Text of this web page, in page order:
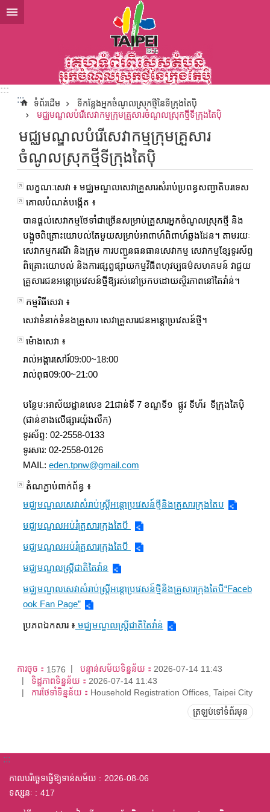
ទៅកាន់មាតិកាប្លុកមាតិកាសំខាន់
:::
:::
ទំព័រដើម
ទីកន្លែងអ្នកចំណូលស្រុកថ្មីនៃទីក្រុងតៃប៉ិ
មជ្ឈមណ្ឌលបំរើសេវាកម្មក្រុមគ្រួសារចំណូលស្រុកថ្មីទីក្រុងតៃប៉ិ
មជ្ឈមណ្ឌលបំរើសេវាកម្មក្រុមគ្រួសារ
ចំណូលស្រុកថ្មីទីក្រុងតៃប៉ិ
លក្ខណៈសេវា ៖ មជ្ឈមណ្ឌលសេវាគ្រួសារសំរាប់ប្រពន្ធសញ្ជាតិបរទេស
គោលបំណត់បង្កើត ៖
បានផ្តល់សេវាកម្មថែទាំជាច្រើនសម្រាប់គ្រួសារអ្នកចំណូលស្រុកថ្មី និង
បង្អួចពិគ្រោះយោបល់តែមួយសម្រាប់អាពាហ៍ពិពាហ៍ឆ្លងដែន។ តាមរយៈ
សេវាកម្មករណី និងក្រុម ការបញ្ជូនធនធានសេវាកម្ម សេវាកម្មខ្សែទូរស័ព្ទ
ពិគ្រោះយោបល់ និងការផ្សព្វផ្សាយកម្មវិធីពហុវប្បធម៌សហគមន៍ វាជួយ
គ្រួសារជនអន្តោប្រវេសន៍ថ្មីឱ្យរស់នៅប្រកបដោយស្ថិរភាពនៅតៃវ៉ាន់។
កម្មវិធីសេវា ៖
សេវាទំនាក់ទំនងគ្រួសារ សេវាគ្រួសារជនអន្តោប្រវេសន៍ថ្មី។
ម៉ោងសេវា ៖
រាល់អង្គារសៅរ៍09:00~18:00
រាល់ពុធ09:00~21:00
បន្ថែម:អាស័យដ្ឋានលេខ 21ជាន់ទី 7 ខណ្ឌទី១ ផ្លូវ ទីហ័រ ទីក្រុងតៃប៉ិ
(ជាន់ខាងលើផ្សារយ៉ុងលឹក)
ទូរស័ព្ទ: 02-2558-0133
ទូរសារ: 02-2558-0126
MAIL: eden.tpnw@gmail.com
តំណភ្ជាប់ពាក់ព័ន្ធ ៖
មជ្ឈមណ្ឌលសេវាសំរាប់ស្ត្រីអន្តោប្រវេសន៍ថ្មីនិងគ្រួសារក្រុងតៃប
មជ្ឈមណ្ឌលអប់រំគ្រួសារក្រុងតៃបី
មជ្ឈមណ្ឌលអប់រំគ្រួសារក្រុងតៃបី
មជ្ឈមណ្ឌលស្ត្រីជាតិតៃវ៉ាន
មជ្ឈមណ្ឌលសេវាសំរាប់ស្ត្រីអន្តោប្រវេសន៍ថ្មីនិងគ្រួសារក្រុងតៃបី“Faceb
ook Fan Page”
ប្រភពឯកសារ ៖ មជ្ឈមណ្ឌលស្ត្រីជាតិតៃវ៉ាន់
ការចុច： 1576 បន្ទាន់សម័យទិន្នន័យ： 2026-07-14 11:43
ទិដ្ឋភាពទិន្នន័យ： 2026-07-14 11:43
ការថែទាំទិន្នន័យ： Household Registration Offices, Taipei City
ត្រឡប់ទៅទំព័រមុន
:::
កាលបរិច្ឆេទធ្វើឱ្យទាន់សម័យ
2026-08-06
ទស្សនៈ
417